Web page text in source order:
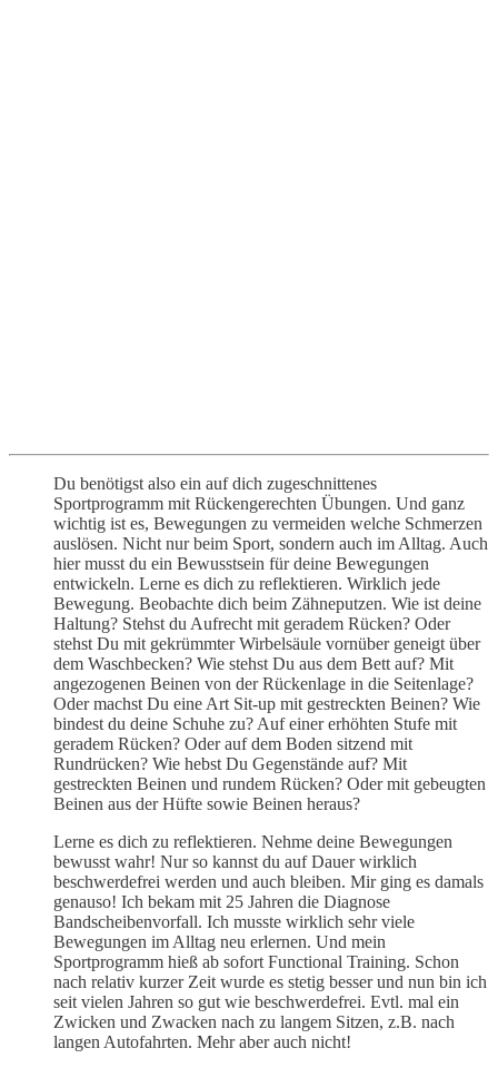
Du benötigst also ein auf dich zugeschnittenes
Sportprogramm mit Rückengerechten Übungen. Und ganz
wichtig ist es, Bewegungen zu vermeiden welche Schmerzen
auslösen. Nicht nur beim Sport, sondern auch im Alltag. Auch
hier musst du ein Bewusstsein für deine Bewegungen
entwickeln. Lerne es dich zu reflektieren. Wirklich jede
Bewegung. Beobachte dich beim Zähneputzen. Wie ist deine
Haltung? Stehst du Aufrecht mit geradem Rücken? Oder
stehst Du mit gekrümmter Wirbelsäule vornüber geneigt über
dem Waschbecken? Wie stehst Du aus dem Bett auf? Mit
angezogenen Beinen von der Rückenlage in die Seitenlage?
Oder machst Du eine Art Sit-up mit gestreckten Beinen? Wie
bindest du deine Schuhe zu? Auf einer erhöhten Stufe mit
geradem Rücken? Oder auf dem Boden sitzend mit
Rundrücken? Wie hebst Du Gegenstände auf? Mit
gestreckten Beinen und rundem Rücken? Oder mit gebeugten
Beinen aus der Hüfte sowie Beinen heraus?
Lerne es dich zu reflektieren. Nehme deine Bewegungen
bewusst wahr! Nur so kannst du auf Dauer wirklich
beschwerdefrei werden und auch bleiben. Mir ging es damals
genauso! Ich bekam mit 25 Jahren die Diagnose
Bandscheibenvorfall. Ich musste wirklich sehr viele
Bewegungen im Alltag neu erlernen. Und mein
Sportprogramm hieß ab sofort Functional Training. Schon
nach relativ kurzer Zeit wurde es stetig besser und nun bin ich
seit vielen Jahren so gut wie beschwerdefrei. Evtl. mal ein
Zwicken und Zwacken nach zu langem Sitzen, z.B. nach
langen Autofahrten. Mehr aber auch nicht!